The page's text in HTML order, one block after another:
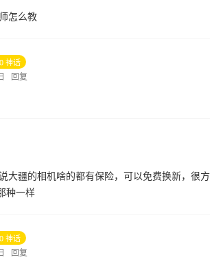
怎么教
神话
回复
大疆的相机啥的都有保险，可以免费换新，很方
种一样
神话
回复